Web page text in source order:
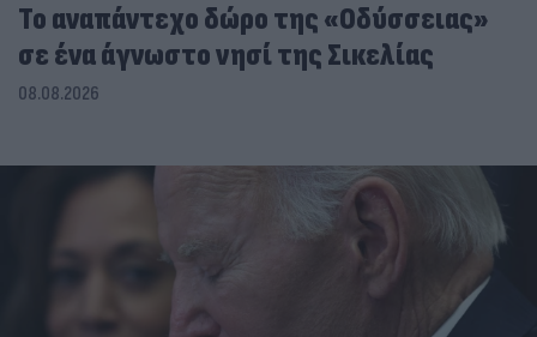
To αναπάντεχο δώρο της «Οδύσσειας»
σε ένα άγνωστο νησί της Σικελίας
08.08.2026